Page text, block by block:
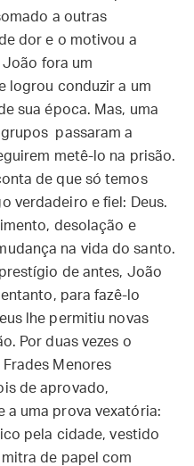
a outras
dor e o motivou a
fora um
logrou conduzir a um
sua época. Mas, uma
passaram a
metê-lo na prisão.
de que só temos
verdadeiro e fiel: Deus.
desolação e
na vida do santo.
de antes, João
para fazê-lo
lhe permitiu novas
Por duas vezes o
Menores
de aprovado,
a uma prova vexatória:
pela cidade, vestido
de papel com